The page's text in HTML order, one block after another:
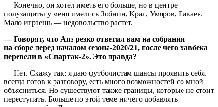
— Конечно, он хотел иметь его больше, но в центре
полузащиты у меня имелись Зобнин, Крал, Умяров, Бакаев.
Мало играешь — недовольство растет.
— Говорят, что Аяз резко ответил вам на собрании
на сборе перед началом сезона-2020/21, после чего хавбека
перевели в «Спартак-2». Это правда?
— Нет. Скажу так: я даю футболистам шансы проявить себя,
всегда готов к разговору, есть много возможностей со мной
объясниться. Но существуют также границы, которые не стоит
переступать. Больше по этой теме ничего добавлять